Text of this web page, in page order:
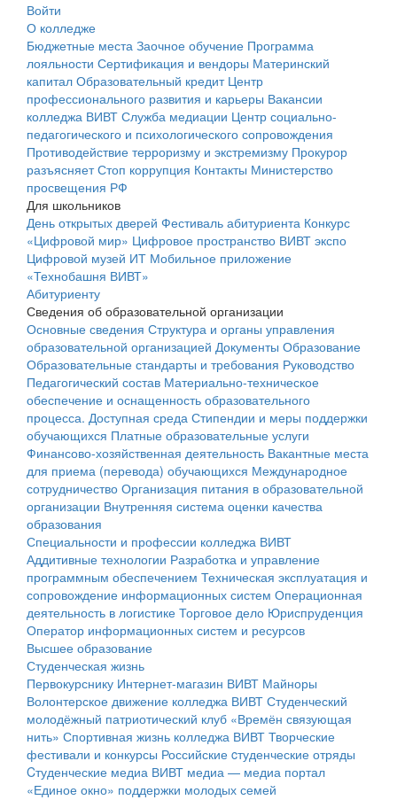
Войти
О колледже
Бюджетные места Заочное обучение Программа
лояльности Сертификация и вендоры Материнский
капитал Образовательный кредит Центр
профессионального развития и карьеры Вакансии
колледжа ВИВТ Служба медиации Центр социально-
педагогического и психологического сопровождения
Противодействие терроризму и экстремизму Прокурор
разъясняетСтоп коррупция Контакты Министерство
просвещения РФ
Для школьников
День открытых дверей Фестиваль абитуриента Конкурс
«Цифровой мир» Цифровое пространство ВИВТ экспо
Цифровой музей ИТ Мобильное приложение
«Технобашня ВИВТ»
Абитуриенту
Сведения об образовательной организации
Основные сведения Структура и органы управления
образовательной организацией Документы Образование
Образовательные стандарты и требования Руководство
Педагогический состав Материально-техническое
обеспечение и оснащенность образовательного
процесса. Доступная среда Стипендии и меры поддержки
обучающихся Платные образовательные услуги
Финансово-хозяйственная деятельность Вакантные места
для приема (перевода) обучающихся Международное
сотрудничество Организация питания в образовательной
организации Внутренняя система оценки качества
образования
Специальности и профессии колледжа ВИВТ
Аддитивные технологии Разработка и управление
программным обеспечением Техническая эксплуатация и
сопровождение информационных систем Операционная
деятельность в логистике Торговое дело Юриспруденция
Оператор информационных систем и ресурсов
Высшее образование
Студенческая жизнь
Первокурснику Интернет-магазин ВИВТ Майноры
Волонтерское движение колледжа ВИВТ Студенческий
молодёжный патриотический клуб «Времён связующая
нить» Спортивная жизнь колледжа ВИВТ Творческие
фестивали и конкурсы Российские cтуденческие отряды
Cтуденческие медиа ВИВТ медиа — медиа портал
«Единое окно» поддержки молодых семей